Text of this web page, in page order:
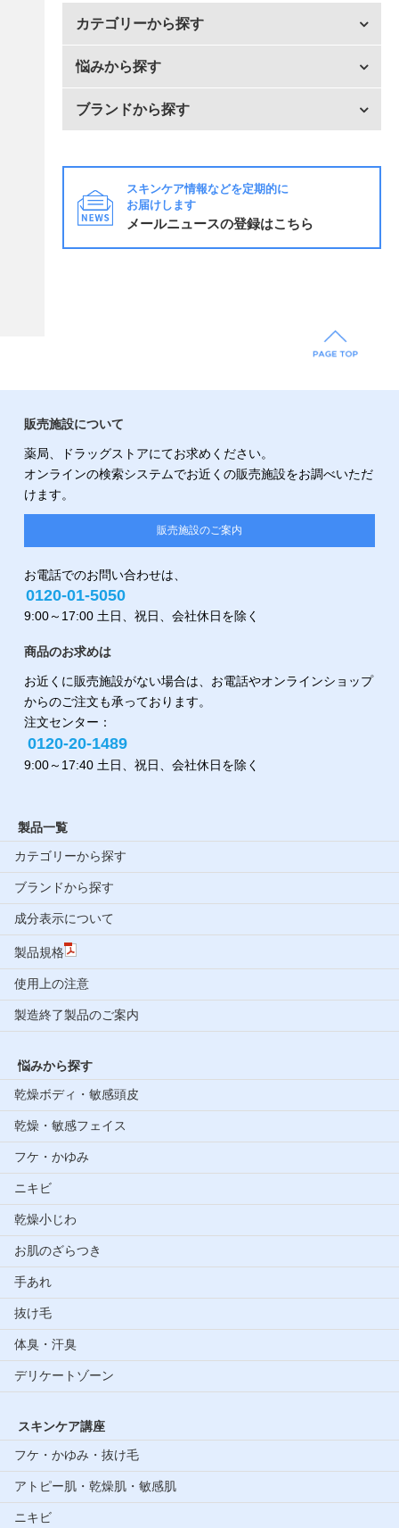
カテゴリーから探す
悩みから探す
ブランドから探す
スキンケア情報などを定期的に
お届けします
メールニュースの登録はこちら
販売施設について
薬局、ドラッグストアにてお求めください。
オンラインの検索システムでお近くの販売施設をお調べいただ
けます。
販売施設のご案内
お電話でのお問い合わせは、
0120-01-5050
9:00～17:00 土日、祝日、会社休日を除く
商品のお求めは
お近くに販売施設がない場合は、お電話やオンラインショップ
からのご注文も承っております。
注文センター：
0120-20-1489
9:00～17:40 土日、祝日、会社休日を除く
製品一覧
カテゴリーから探す
ブランドから探す
成分表示について
製品規格
使用上の注意
製造終了製品のご案内
悩みから探す
乾燥ボディ・敏感頭皮
乾燥・敏感フェイス
フケ・かゆみ
ニキビ
乾燥小じわ
お肌のざらつき
手あれ
抜け毛
体臭・汗臭
デリケートゾーン
スキンケア講座
フケ・かゆみ・抜け毛
アトピー肌・乾燥肌・敏感肌
ニキビ